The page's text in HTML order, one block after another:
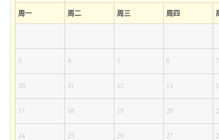
周一 周二 周三 周四
3 4 5 6 7
10 11 12 13
17 18 19 20
24 25 26 27